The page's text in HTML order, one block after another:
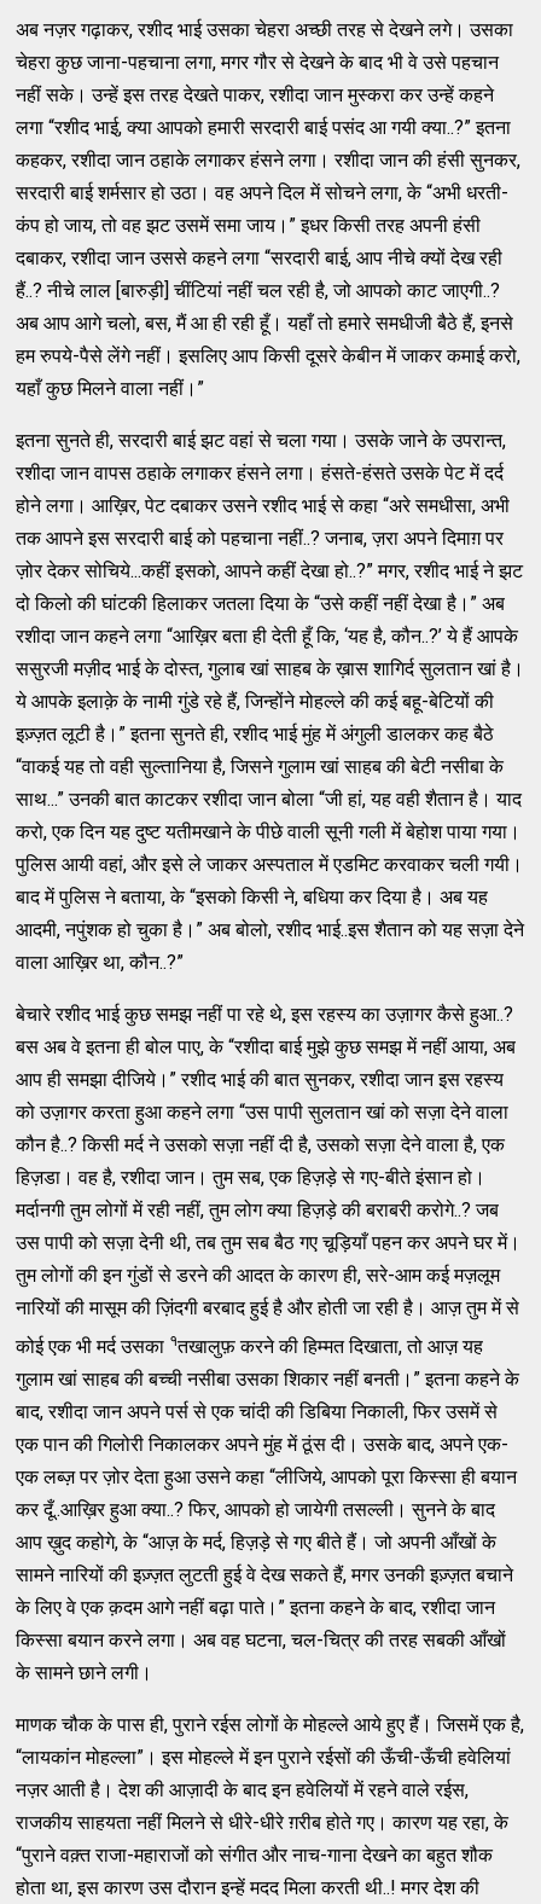
अब नज़र गढ़ाकर, रशीद भाई उसका चेहरा अच्छी तरह से देखने लगे। उसका
चेहरा कुछ जाना-पहचाना लगा, मगर गौर से देखने के बाद भी वे उसे पहचान
नहीं सके। उन्हें इस तरह देखते पाकर, रशीदा जान मुस्करा कर उन्हें कहने
लगा “रशीद भाई, क्या आपको हमारी सरदारी बाई पसंद आ गयी क्या..?” इतना
कहकर, रशीदा जान ठहाके लगाकर हंसने लगा। रशीदा जान की हंसी सुनकर,
सरदारी बाई शर्मसार हो उठा। वह अपने दिल में सोचने लगा, के “अभी धरती-
कंप हो जाय, तो वह झट उसमें समा जाय।” इधर किसी तरह अपनी हंसी
दबाकर, रशीदा जान उससे कहने लगा “सरदारी बाई, आप नीचे क्यों देख रही
हैं..? नीचे लाल [बारुड़ी] चींटियां नहीं चल रही है, जो आपको काट जाएगी..?
अब आप आगे चलो, बस, मैं आ ही रही हूँ। यहाँ तो हमारे समधीजी बैठे हैं, इनसे
हम रुपये-पैसे लेंगे नहीं। इसलिए आप किसी दूसरे केबीन में जाकर कमाई करो,
यहाँ कुछ मिलने वाला नहीं।”
इतना सुनते ही, सरदारी बाई झट वहां से चला गया। उसके जाने के उपरान्त,
रशीदा जान वापस ठहाके लगाकर हंसने लगा। हंसते-हंसते उसके पेट में दर्द
होने लगा। आख़िर, पेट दबाकर उसने रशीद भाई से कहा “अरे समधीसा, अभी
तक आपने इस सरदारी बाई को पहचाना नहीं..? जनाब, ज़रा अपने दिमाग़ पर
ज़ोर देकर सोचिये...कहीं इसको, आपने कहीं देखा हो..?” मगर, रशीद भाई ने झट
दो किलो की घांटकी हिलाकर जतला दिया के “उसे कहीं नहीं देखा है।” अब
रशीदा जान कहने लगा “आख़िर बता ही देती हूँ कि, ‘यह है, कौन..?’ ये हैं आपके
ससुरजी मज़ीद भाई के दोस्त, गुलाब खां साहब के ख़ास शागिर्द सुलतान खां है।
ये आपके इलाक़े के नामी गुंडे रहे हैं, जिन्होंने मोहल्ले की कई बहू-बेटियों की
इज़्ज़त लूटी है।” इतना सुनते ही, रशीद भाई मुंह में अंगुली डालकर कह बैठे
“वाकई यह तो वही सुल्तानिया है, जिसने गुलाम खां साहब की बेटी नसीबा के
साथ...” उनकी बात काटकर रशीदा जान बोला “जी हां, यह वही शैतान है। याद
करो, एक दिन यह दुष्ट यतीमखाने के पीछे वाली सूनी गली में बेहोश पाया गया।
पुलिस आयी वहां, और इसे ले जाकर अस्पताल में एडमिट करवाकर चली गयी।
बाद में पुलिस ने बताया, के “इसको किसी ने, बधिया कर दिया है। अब यह
आदमी, नपुंशक हो चुका है।” अब बोलो, रशीद भाई..इस शैतान को यह सज़ा देने
वाला आख़िर था, कौन..?”
बेचारे रशीद भाई कुछ समझ नहीं पा रहे थे, इस रहस्य का उज़ागर कैसे हुआ..?
बस अब वे इतना ही बोल पाए, के “रशीदा बाई मुझे कुछ समझ में नहीं आया, अब
आप ही समझा दीजिये।” रशीद भाई की बात सुनकर, रशीदा जान इस रहस्य
को उज़ागर करता हुआ कहने लगा “उस पापी सुलतान खां को सज़ा देने वाला
कौन है..? किसी मर्द ने उसको सज़ा नहीं दी है, उसको सज़ा देने वाला है, एक
हिज़डा। वह है, रशीदा जान। तुम सब, एक हिज़ड़े से गए-बीते इंसान हो।
मर्दानगी तुम लोगों में रही नहीं, तुम लोग क्या हिज़ड़े की बराबरी करोगे..? जब
उस पापी को सज़ा देनी थी, तब तुम सब बैठ गए चूड़ियाँ पहन कर अपने घर में।
तुम लोगों की इन गुंडों से डरने की आदत के कारण ही, सरे-आम कई मज़लूम
नारियों की मासूम की ज़िंदगी बरबाद हुई है और होती जा रही है। आज़ तुम में से
कोई एक भी मर्द उसका १तखालुफ़ करने की हिम्मत दिखाता, तो आज़ यह
गुलाम खां साहब की बच्ची नसीबा उसका शिकार नहीं बनती।” इतना कहने के
बाद, रशीदा जान अपने पर्स से एक चांदी की डिबिया निकाली, फिर उसमें से
एक पान की गिलोरी निकालकर अपने मुंह में ठूंस दी। उसके बाद, अपने एक-
एक लब्ज़ पर ज़ोर देता हुआ उसने कहा “लीजिये, आपको पूरा किस्सा ही बयान
कर दूँ..आख़िर हुआ क्या..? फिर, आपको हो जायेगी तसल्ली। सुनने के बाद
आप ख़ुद कहोगे, के “आज़ के मर्द, हिज़ड़े से गए बीते हैं। जो अपनी आँखों के
सामने नारियों की इज़्ज़त लुटती हुई वे देख सकते हैं, मगर उनकी इज़्ज़त बचाने
के लिए वे एक क़दम आगे नहीं बढ़ा पाते।” इतना कहने के बाद, रशीदा जान
किस्सा बयान करने लगा। अब वह घटना, चल-चित्र की तरह सबकी आँखों
के सामने छाने लगी।
माणक चौक के पास ही, पुराने रईस लोगों के मोहल्ले आये हुए हैं। जिसमें एक है,
“लायकांन मोहल्ला”। इस मोहल्ले में इन पुराने रईसों की ऊँची-ऊँची हवेलियां
नज़र आती है। देश की आज़ादी के बाद इन हवेलियों में रहने वाले रईस,
राजकीय साहयता नहीं मिलने से धीरे-धीरे ग़रीब होते गए। कारण यह रहा, के
“पुराने वक़्त राजा-महाराजों को संगीत और नाच-गाना देखने का बहुत शौक
होता था, इस कारण उस दौरान इन्हें मदद मिला करती थी..! मगर देश की